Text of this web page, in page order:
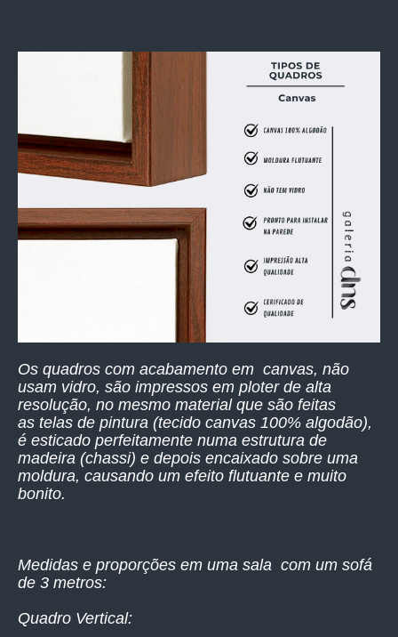
Os quadros com acabamento em canvas, não
usam vidro, são impressos em ploter de alta
resolução, no mesmo material que são feitas
as telas de pintura (tecido canvas 100% algodão),
é esticado perfeitamente numa estrutura de
madeira (chassi) e depois encaixado sobre uma
moldura, causando um efeito flutuante e muito
bonito.
Medidas e proporções em uma sala com um sofá
de 3 metros:
Quadro Vertical: